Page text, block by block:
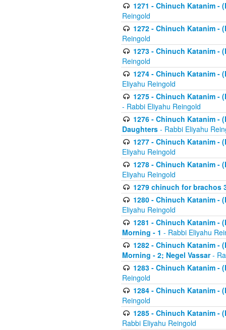
1271 - Chinuch Katanim -
Reingold
1272 - Chinuch Katanim -
Reingold
1273 - Chinuch Katanim -
Reingold
1274 - Chinuch Katanim -
Eliyahu Reingold
1275 - Chinuch Katanim -
- Rabbi Eliyahu Reingold
1276 - Chinuch Katanim -
Daughters - Rabbi Eliyahu
1277 - Chinuch Katanim -
Eliyahu Reingold
1278 - Chinuch Katanim -
Eliyahu Reingold
1279 chinuch for brachos
1280 - Chinuch Katanim -
Eliyahu Reingold
1281 - Chinuch Katanim -
Morning - 1 - Rabbi Eliyahu
1282 - Chinuch Katanim -
Morning - 2; Negel Vassar-
1283 - Chinuch Katanim -
Reingold
1284 - Chinuch Katanim -
Reingold
1285 - Chinuch Katanim -
Rabbi Eliyahu Reingold